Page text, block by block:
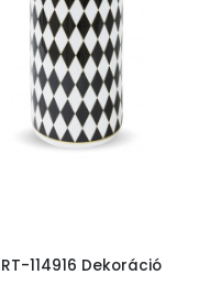
114916 Dekoráció